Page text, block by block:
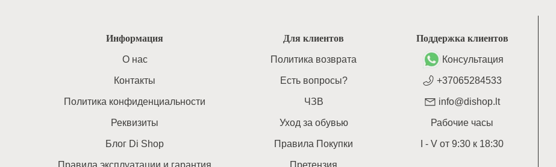
Информация
O нас
Контакты
Политика конфиденциальности
Реквизиты
Блог Di Shop
Правила эксплуатации и гарантия
Для клиентов
Политика возврата
Есть вопросы?
ЧЗВ
Уход за обувью
Правила Покупки
Претензия
Поддержка клиентов
Консультация
+37065284533
info@dishop.lt
Рабочие часы
I - Vот 9:30 к 18:30